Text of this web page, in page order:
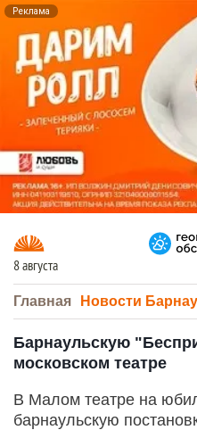
Реклама
8 августа
Главная Новости
Барнаульскую
московском театре
В Малом театре на
барнаульскую